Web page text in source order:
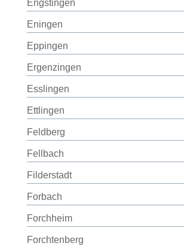
Engstingen
Eningen
Eppingen
Ergenzingen
Esslingen
Ettlingen
Feldberg
Fellbach
Filderstadt
Forbach
Forchheim
Forchtenberg